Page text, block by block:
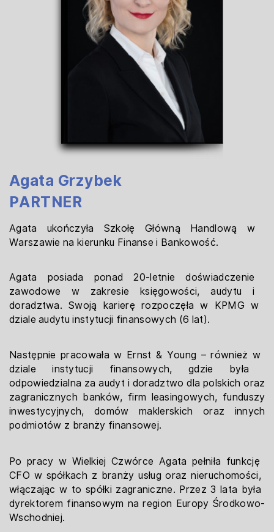
Agata Grzybek
PARTNER
Agata ukończyła Szkołę Główną Handlową w ​
Warszawie na kierunku Finanse i Bankowość.
Agata posiada ponad 20-letnie doświadczenie ​
zawodowe w zakresie księgowości, audytu i ​
doradztwa. Swoją karierę rozpoczęła w KPMG w ​
dziale audytu instytucji finansowych (6 lat).
Następnie pracowała w Ernst & Young – również w ​
dziale instytucji finansowych, gdzie była ​
odpowiedzialna za audyt i doradztwo dla polskich ​oraz
zagranicznych banków, firm leasingowych, ​funduszy
inwestycyjnych, domów maklerskich oraz ​innych
podmiotów z branży finansowej.
Po pracy w Wielkiej Czwórce Agata pełniła funkcję ​
CFO w spółkach z branży usług oraz nieruchomości, ​
włączając w to spółki zagraniczne. Przez 3 lata była ​
dyrektorem finansowym na region Europy Środkowo-​
Wschodniej.